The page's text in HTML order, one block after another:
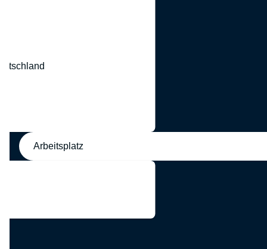
Arbeitsplatz